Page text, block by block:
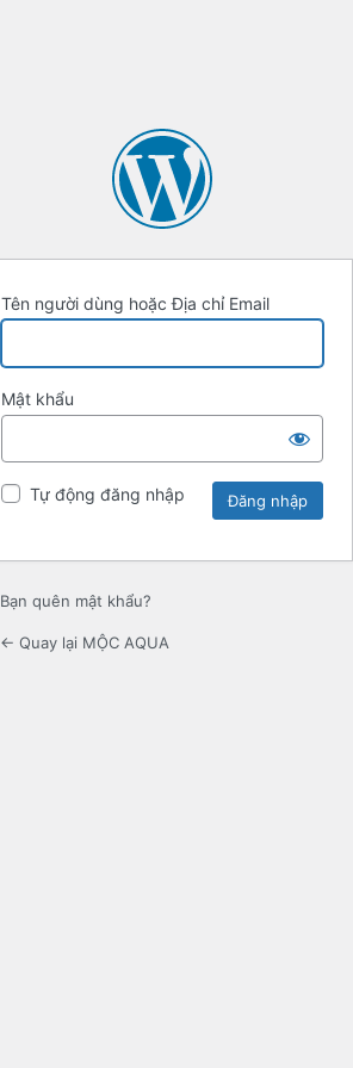
Tên người dùng hoặc Địa chỉ Email
Mật khẩu
Tự động đăng nhập
Bạn quên mật khẩu?
← Quay lại MỘC AQUA